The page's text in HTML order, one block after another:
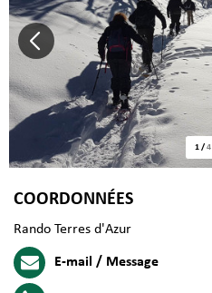
1/4
COORDONNÉES
Rando Terres d'Azur
E-mail / Message